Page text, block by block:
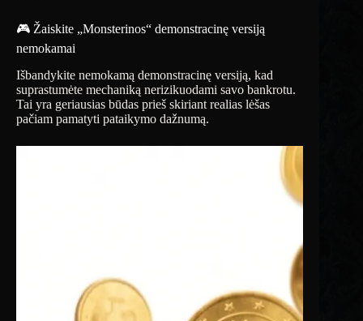
🎮 Žaiskite „Monsterinos“ demonstracinę versiją
nemokamai
Išbandykite nemokamą demonstracinę versiją, kad
suprastumėte mechaniką nerizikuodami savo bankrotu.
Tai yra geriausias būdas prieš skiriant realias lėšas
pačiam pamatyti pataikymo dažnumą.